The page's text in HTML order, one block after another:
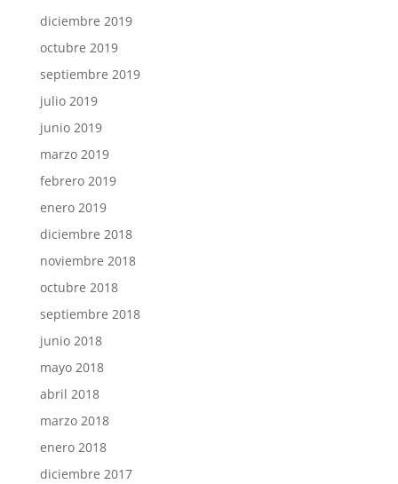
diciembre 2019
octubre 2019
septiembre 2019
julio 2019
junio 2019
marzo 2019
febrero 2019
enero 2019
diciembre 2018
noviembre 2018
octubre 2018
septiembre 2018
junio 2018
mayo 2018
abril 2018
marzo 2018
enero 2018
diciembre 2017